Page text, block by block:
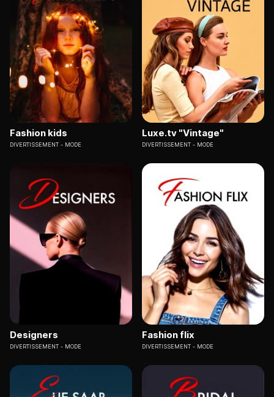
Fashion kids
DIVERTISSEMENT MODE
Luxe.tv "Vintage"
DIVERTISSEMENT MODE
Designers
DIVERTISSEMENT MODE
Fashion flix
DIVERTISSEMENT MODE